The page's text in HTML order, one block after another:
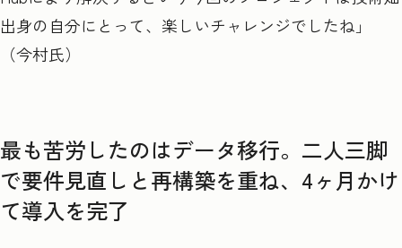
出身の自分にとって、楽しいチャレンジでしたね」
（今村氏）
最も苦労したのはデータ移行。二人三脚
で要件見直しと再構築を重ね、4ヶ月かけ
て導入を完了